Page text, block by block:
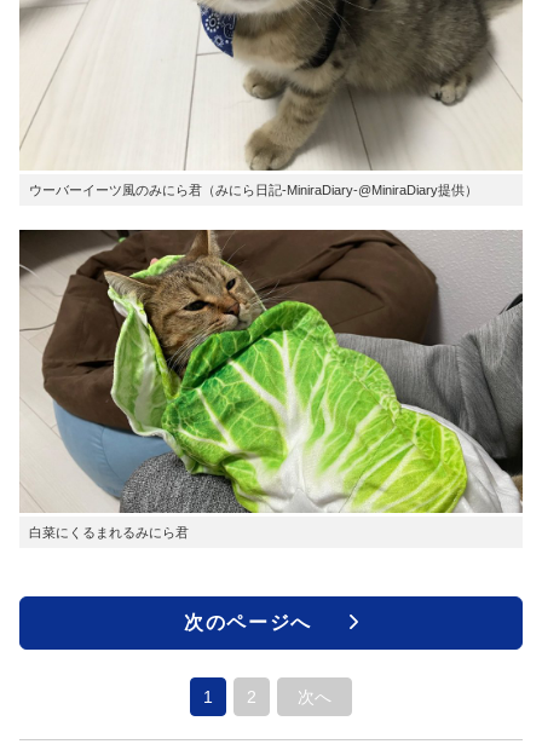
ウーバーイーツ風のみにら君（みにら日記-MiniraDiary-@MiniraDiary提供）
白菜にくるまれるみにら君
次のページへ
1 2 次へ